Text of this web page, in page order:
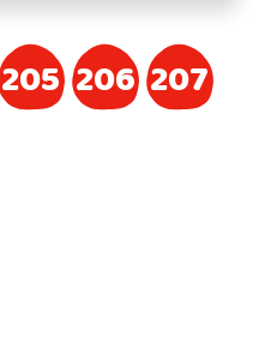
205 206 207